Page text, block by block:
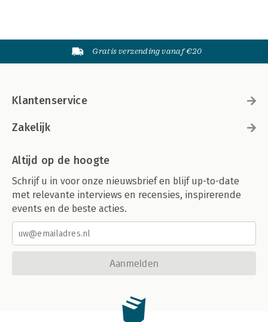
Gratis verzending vanaf €20
Klantenservice
Zakelijk
Altijd op de hoogte
Schrijf u in voor onze nieuwsbrief en blijf up-to-date
met relevante interviews en recensies, inspirerende
events en de beste acties.
Aanmelden